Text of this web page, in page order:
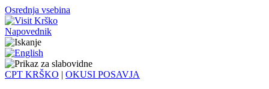
Osrednja vsebina
Napovednik
CPT KRŠKO | OKUSI POSAVJA